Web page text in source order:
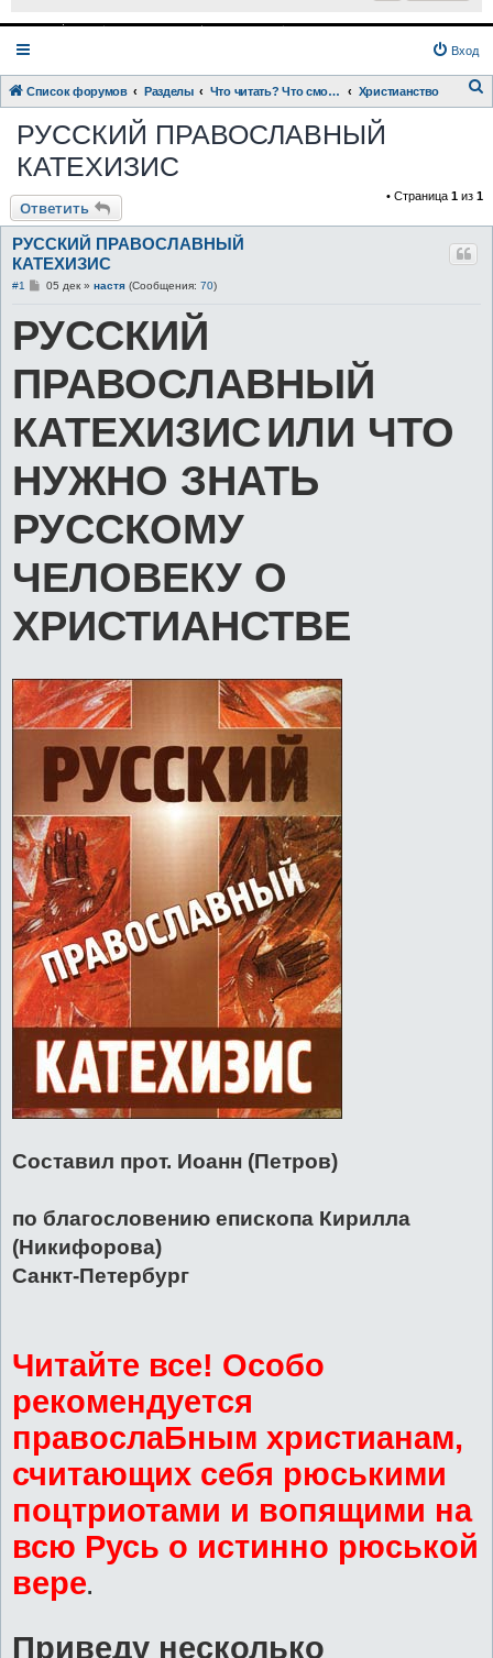
Вход
Список форумов Разделы Что читать? Что смотреть? Книги и фильмы в кратком изложении Христианство
РУССКИЙ ПРАВОСЛАВНЫЙ
КАТЕХИЗИС
Ответить
• Страница 1 из 1
РУССКИЙ ПРАВОСЛАВНЫЙ
КАТЕХИЗИС
#1
С
б
щ
е
05 дек» настя(Сообщения: 70)
РУССКИЙ
ПРАВОСЛАВНЫЙ
КАТЕХИЗИСИЛИ ЧТО
НУЖНО ЗНАТЬ
РУССКОМУ
ЧЕЛОВЕКУ О
ХРИСТИАНСТВЕ
Составил прот. Иоанн (Петров)
по благословению епископа Кирилла
(Никифорова)
Санкт-Петербург
Читайте все! Особо
рекомендуется
правослаБным христианам,
считающих себя рюськими
поцтриотами и вопящими на
всю Русь о истинно рюськой
вере.
Приведу несколько